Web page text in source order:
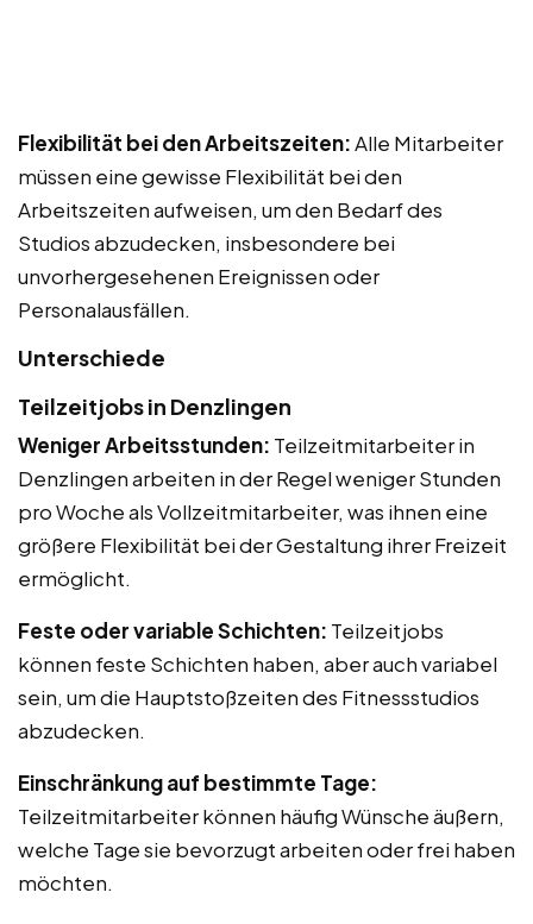
Flexibilität bei den Arbeitszeiten:Alle Mitarbeiter
müssen eine gewisse Flexibilität bei den
Arbeitszeiten aufweisen, um den Bedarf des
Studios abzudecken, insbesondere bei
unvorhergesehenen Ereignissen oder
Personalausfällen.
Unterschiede
Teilzeitjobs in Denzlingen
Weniger Arbeitsstunden: Teilzeitmitarbeiter in
Denzlingen arbeiten in der Regel weniger Stunden
pro Woche als Vollzeitmitarbeiter, was ihnen eine
größere Flexibilität bei der Gestaltung ihrer Freizeit
ermöglicht.
Feste oder variable Schichten: Teilzeitjobs
können feste Schichten haben, aber auch variabel
sein, um die Hauptstoßzeiten des Fitnessstudios
abzudecken.
Einschränkung auf bestimmte Tage:
Teilzeitmitarbeiter können häufig Wünsche äußern,
welche Tage sie bevorzugt arbeiten oder frei haben
möchten.